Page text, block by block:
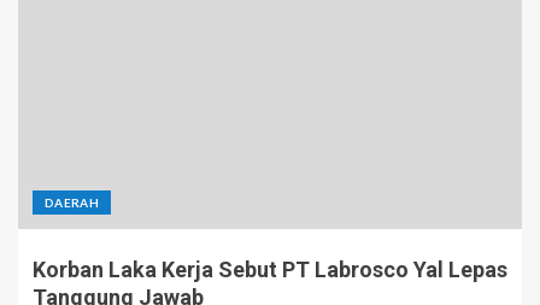
DAERAH
Korban Laka Kerja Sebut PT Labrosco Yal Lepas
Tanggung Jawab